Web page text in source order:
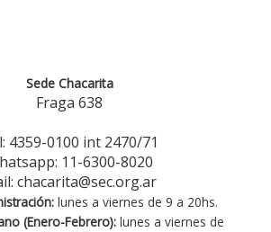
Sede Chacarita
Fraga 638
4359-0100 int 2470/71
11-6300-8020
chacarita@sec.org.ar
lunes a viernes de 9 a 20hs.
(Enero-Febrero): lunes a viernes de